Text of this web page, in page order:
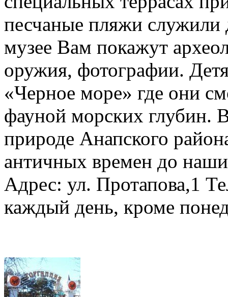
песчаные пляжи служили
музее Вам покажут
оружия, фотографии.
«Черное море» где они
фауной морских глубин.
природе Анапского
античных времен до
Адрес: ул. Протапова,1
каждый день, кроме